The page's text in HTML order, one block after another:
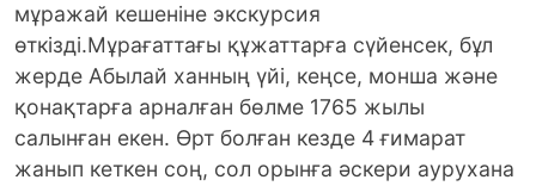
мұражай кешеніне экскурсия
өткізді.Мұрағаттағы құжаттарға сүйенсек, бұл
жерде Абылай ханның үйі, кеңсе, монша және
қонақтарға арналған бөлме 1765 жылы
салынған екен. Өрт болған кезде 4 ғимарат
жанып кеткен соң, сол орынға әскери аурухана